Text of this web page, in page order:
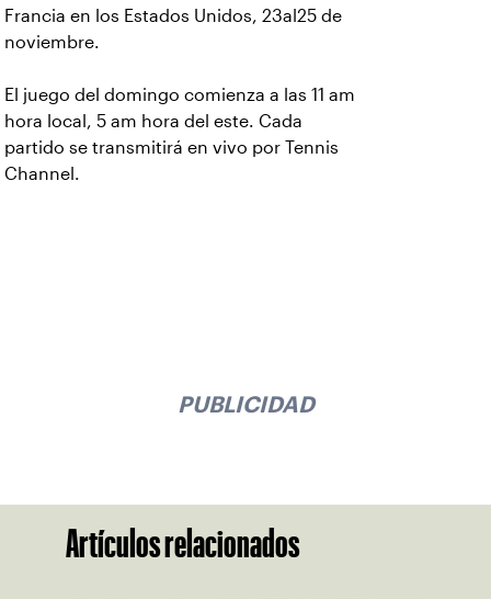
Francia en los Estados Unidos, 23al25 de
noviembre.
El juego del domingo comienza a las 11 am
hora local, 5 am hora del este. Cada
partido se transmitirá en vivo por Tennis
Channel.
PUBLICIDAD
Artículos relacionados